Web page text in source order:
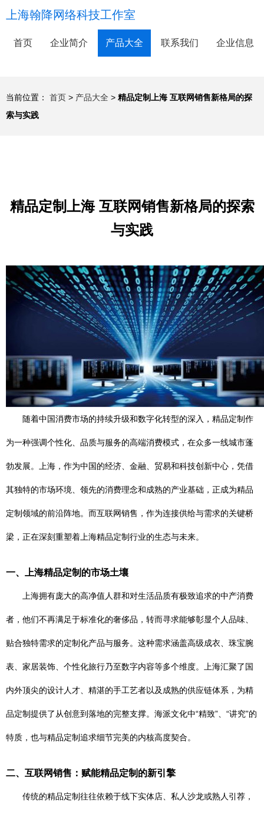
上海翰降网络科技工作室
首页 企业简介 产品大全 联系我们 企业信息
当前位置： 首页 > 产品大全 > 精品定制上海 互联网销售新格局的探
索与实践
精品定制上海 互联网销售新格局的探索
与实践
随着中国消费市场的持续升级和数字化转型的深入，精品定制作
为一种强调个性化、品质与服务的高端消费模式，在众多一线城市蓬
勃发展。上海，作为中国的经济、金融、贸易和科技创新中心，凭借
其独特的市场环境、领先的消费理念和成熟的产业基础，正成为精品
定制领域的前沿阵地。而互联网销售，作为连接供给与需求的关键桥
梁，正在深刻重塑着上海精品定制行业的生态与未来。
一、上海精品定制的市场土壤
上海拥有庞大的高净值人群和对生活品质有极致追求的中产消费
者，他们不再满足于标准化的奢侈品，转而寻求能够彰显个人品味、
贴合独特需求的定制化产品与服务。这种需求涵盖高级成衣、珠宝腕
表、家居装饰、个性化旅行乃至数字内容等多个维度。上海汇聚了国
内外顶尖的设计人才、精湛的手工艺者以及成熟的供应链体系，为精
品定制提供了从创意到落地的完整支撑。海派文化中“精致”、“讲究”的
特质，也与精品定制追求细节完美的内核高度契合。
二、互联网销售：赋能精品定制的新引擎
传统的精品定制往往依赖于线下实体店、私人沙龙或熟人引荐，